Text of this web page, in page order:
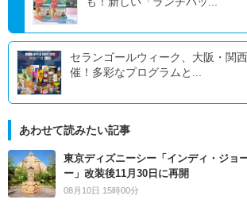
セランゴールウィーク、大阪・関
催！多彩なプログラムと...
あわせて読みたい記事
東京ディズニーシー「インディ・ジョ
ー」改装後11月30日に再開
08月10日 15時00分